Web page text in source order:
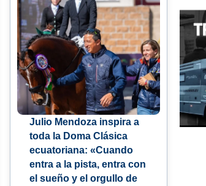
Julio Mendoza inspira a
toda la Doma Clásica
ecuatoriana: «Cuando
entra a la pista, entra con
el sueño y el orgullo de